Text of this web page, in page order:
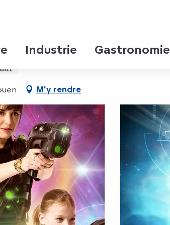
Industrie Gastronomie
M'y rendre